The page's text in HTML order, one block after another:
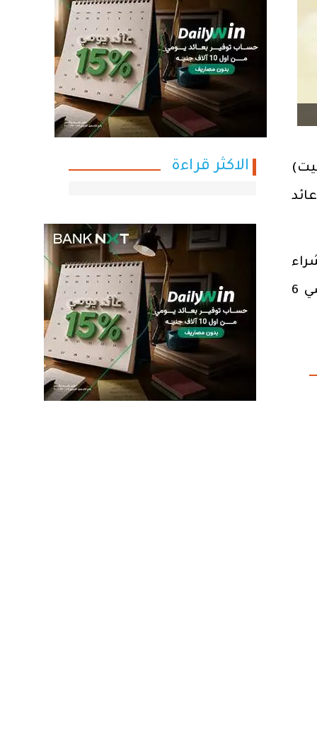
وعائد
الشهادات الجديدة بحد أدنى 1000 دولار أمريكي ومضاعفاتها، ولا يمكن استردادها قبل مضي 6
الاكثر قراءة